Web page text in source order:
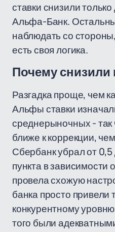
ставки снизили
Альфа-Банк.
наблюдать со
есть своя логика.
Почему снизили
Разгадка проще, чем
Альфы ставки
среднерыночных - так
ближе к коррекции,
Сбербанк убрал от 0,5
пункта в
провела схожую
банка просто привели
конкурентному
того были